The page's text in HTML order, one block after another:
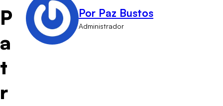
P
a
t
r
Por Paz Bustos
Administrador